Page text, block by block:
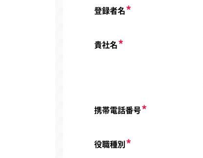
登録者名
貴社名
携帯電話番号
役職種別